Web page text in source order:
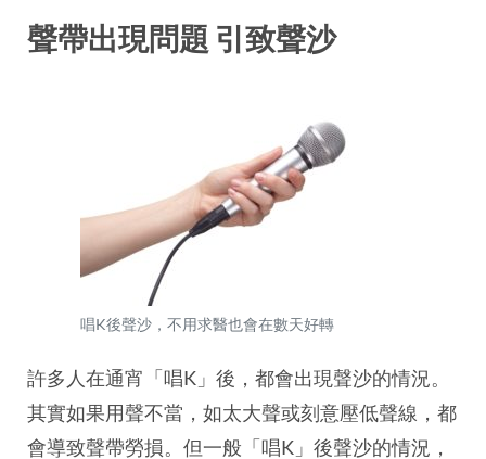
聲帶出現問題 引致聲沙
唱K後聲沙，不用求醫也會在數天好轉
許多人在通宵「唱K」後，都會出現聲沙的情況。
其實如果用聲不當，如太大聲或刻意壓低聲線，都
會導致聲帶勞損。但一般「唱K」後聲沙的情況，